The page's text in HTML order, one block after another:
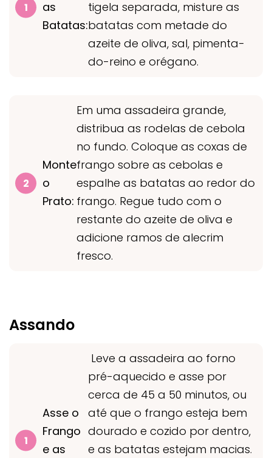
as
Batatas:
tigela separada, misture as
batatas com metade do
azeite de oliva, sal, pimenta-
do-reino e orégano.
Monte
o
Prato:
Em uma assadeira grande,
distribua as rodelas de cebola
no fundo. Coloque as coxas de
frango sobre as cebolas e
espalhe as batatas ao redor do
frango. Regue tudo com o
restante do azeite de oliva e
adicione ramos de alecrim
fresco.
Assando
Asse o
Frango
e as
Leve a assadeira ao forno
pré-aquecido e asse por
cerca de 45 a 50 minutos, ou
até que o frango esteja bem
dourado e cozido por dentro,
e as batatas estejam macias.